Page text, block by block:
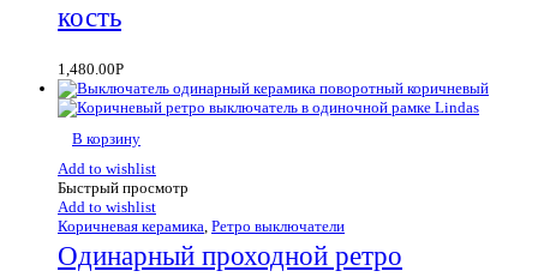
кость
1,480.00Р
В корзину
Add to wishlist
Быстрый просмотр
Add to wishlist
Коричневая керамика, Ретро выключатели
Одинарный проходной ретро